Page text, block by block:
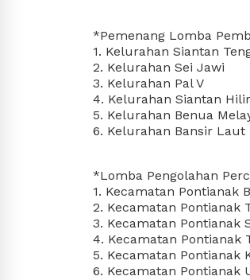
*Pemenang Lomba
1. Kelurahan Siantan
2. Kelurahan Sei Jawi
3. Kelurahan Pal V
4. Kelurahan Siantan Hilir
5. Kelurahan Benua
6. Kelurahan Bansir Laut
*Lomba Pengolahan
1. Kecamatan Pontianak
2. Kecamatan Pontianak
3. Kecamatan Pontianak
4. Kecamatan Pontianak
5. Kecamatan Pontianak
6. Kecamatan Pontianak